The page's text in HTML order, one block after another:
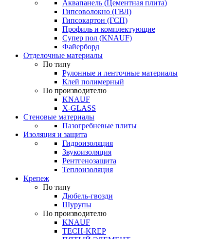
Аквапанель (Цементная плита)
Гипсоволокно (ГВЛ)
Гипсокартон (ГСП)
Профиль и комплектующие
Супер пол (KNAUF)
Файерборд
Отделочные материалы
По типу
Рулонные и ленточные материалы
Клей полимерный
По производителю
KNAUF
X-GLASS
Стеновые материалы
Пазогребневые плиты
Изоляция и защита
Гидроизоляция
Звукоизоляция
Рентгенозащита
Теплоизоляция
Крепеж
По типу
Дюбель-гвозди
Шурупы
По производителю
KNAUF
TECH-KREP